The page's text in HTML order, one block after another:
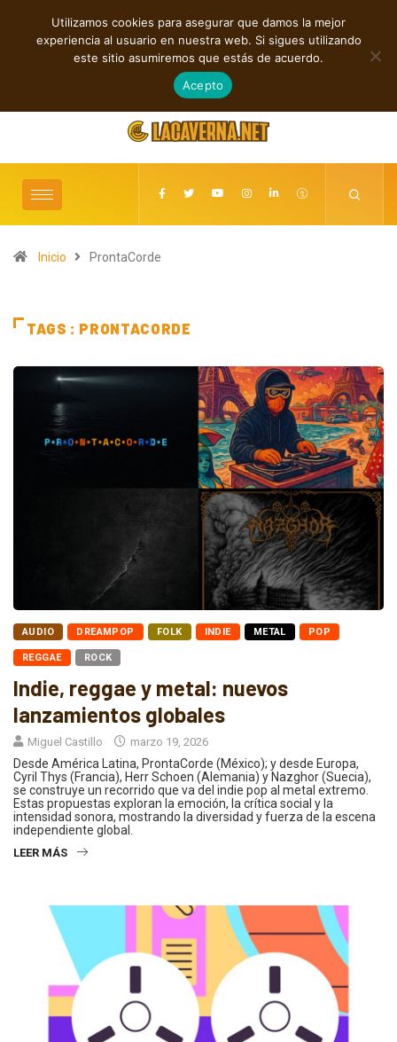
TENDENCIAS
y conexiones digitales Baldy Crawler cuestiona el odio y la guerra en
agosto 8, 2026
Inicio ProntaCorde
TAGS : PRONTACORDE
AUDIO DREAMPOP FOLK INDIE METAL POP
REGGAE ROCK
Indie, reggae y metal: nuevos
lanzamientos globales
Miguel Castillo marzo 19, 2026
Desde América Latina, ProntaCorde (México); y desde Europa,
Cyril Thys (Francia), Herr Schoen (Alemania) y Nazghor (Suecia),
se construye un recorrido que va del indie pop al metal extremo.
Estas propuestas exploran la emoción, la crítica social y la
intensidad sonora, mostrando la diversidad y fuerza de la escena
independiente global.
LEER MÁS
Utilizamos cookies para asegurar que damos la mejor
experiencia al usuario en nuestra web. Si sigues utilizando
este sitio asumiremos que estás de acuerdo.
Acepto